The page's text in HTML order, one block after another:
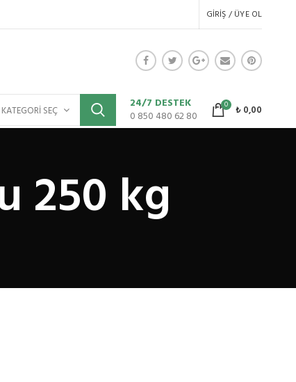
GIRIŞ / ÜYE OL
KATEGORI SEÇ
24/7 DESTEK
0 850 480 62 80
0 ₺0,00
250 kg